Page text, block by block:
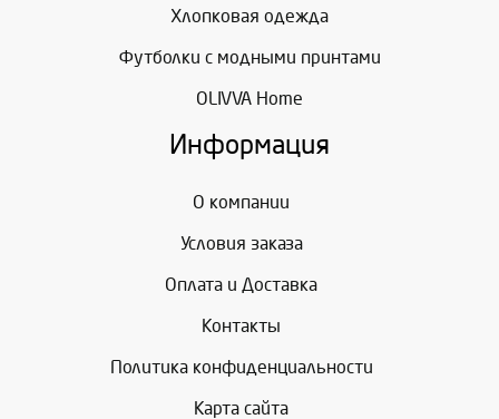
Хлопковая одежда
Футболки с модными принтами
OLIVVA Home
Информация
О компании
Условия заказа
Оплата и Доставка
Контакты
Политика конфиденциальности
Карта сайта